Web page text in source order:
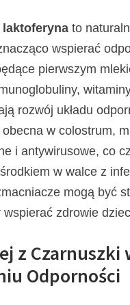
laktoferyna to
wspierać
pierwszym
rozwój układu
w colostrum,
i antywirusowe, co
w walce z
mogą być
wspierać zdrowie
z Czarnuszki
Odporności